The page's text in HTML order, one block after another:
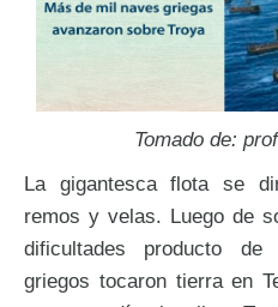
Tomado de:
La gigantesca flota se
remos y velas. Luego de
dificultades producto
griegos tocaron tierra en